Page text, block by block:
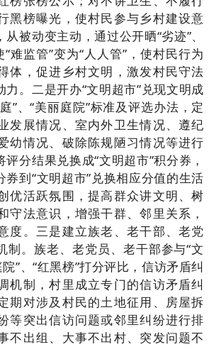
黑榜曝光，使村民参与乡村建设意
被动变主动，通过公开晒“劣迹”、
“难监管”变为“人人管”，使村民行为
体，促进乡村文明，激发村民守法
。二是开办“文明超市”兑现文明成
”、“美丽庭院”标准及评选办法，定
发展情况、室内外卫生情况、遵纪
幼情况、破除陈规陋习情况等进行
分结果兑换成“文明超市”积分券，
到“文明超市”兑换相应分值的生活
优活跃氛围，提高群众讲文明、树
守法意识，增强干群、邻里关系，
度。三是建立族老、老干部、老党
制。族老、老党员、老干部参与“文
”、“红黑榜”打分评比，信访矛盾纠
机制，村里成立专门的信访矛盾纠
期对涉及村民的土地征用、房屋拆
等突出信访问题或邻里纠纷进行排
不出组、大事不出村、突发问题不